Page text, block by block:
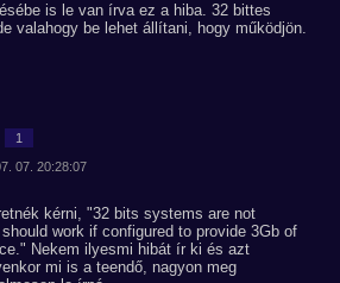
is le van írva ez a hiba. 32 bittes
valahogy be lehet állítani, hogy működjön.
1
07. 20:28:07
kérni, "32 bits systems are not
work if configured to provide 3Gb of
Nekem ilyesmi hibát ír ki és azt
mi is a teendő, nagyon meg